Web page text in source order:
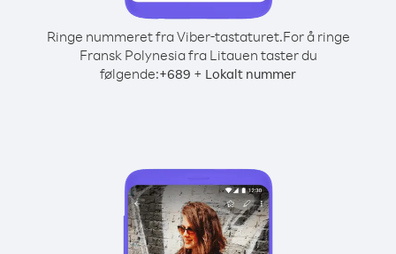
Ringe nummeret fra Viber-tastaturet.For å ringe
Fransk Polynesia fra Litauen taster du
følgende:+689 + Lokalt nummer